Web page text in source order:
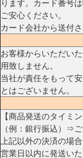
ご安心ください。
カード会社から送付
お客様からいただい
用致しません。
当社が責任をもって
とはございません。
【商品発送のタイミ
（例：銀行振込）⇒
上記以外の決済の場
営業日以内に発送い